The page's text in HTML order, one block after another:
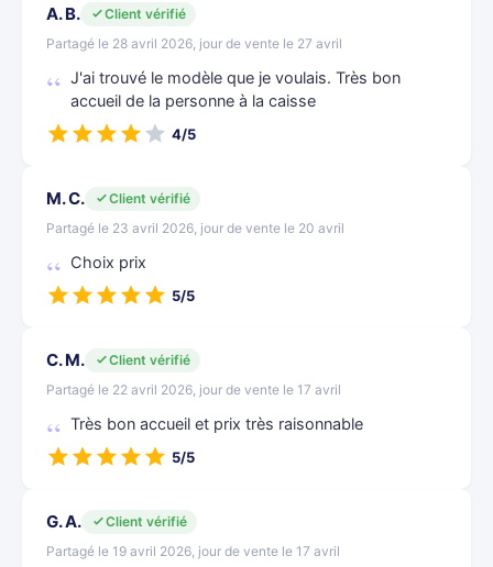
A. B.
Client vérifié
Partagé le 28 avril 2026, jour de vente le 27 avril
J'ai trouvé le modèle que je voulais. Très bon
accueil de la personne à la caisse
4/5
M. C.
Client vérifié
Partagé le 23 avril 2026, jour de vente le 20 avril
Choix prix
5/5
C. M.
Client vérifié
Partagé le 22 avril 2026, jour de vente le 17 avril
Très bon accueil et prix très raisonnable
5/5
G. A.
Client vérifié
Partagé le 19 avril 2026, jour de vente le 17 avril